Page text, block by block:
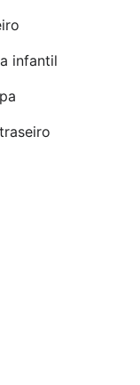
infantil